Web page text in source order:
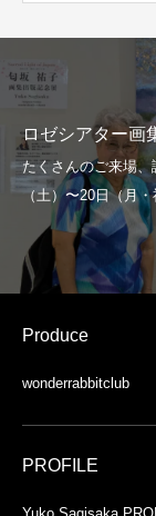
ロゼシアター画
Produce
wonderrabbitclub
PROFILE